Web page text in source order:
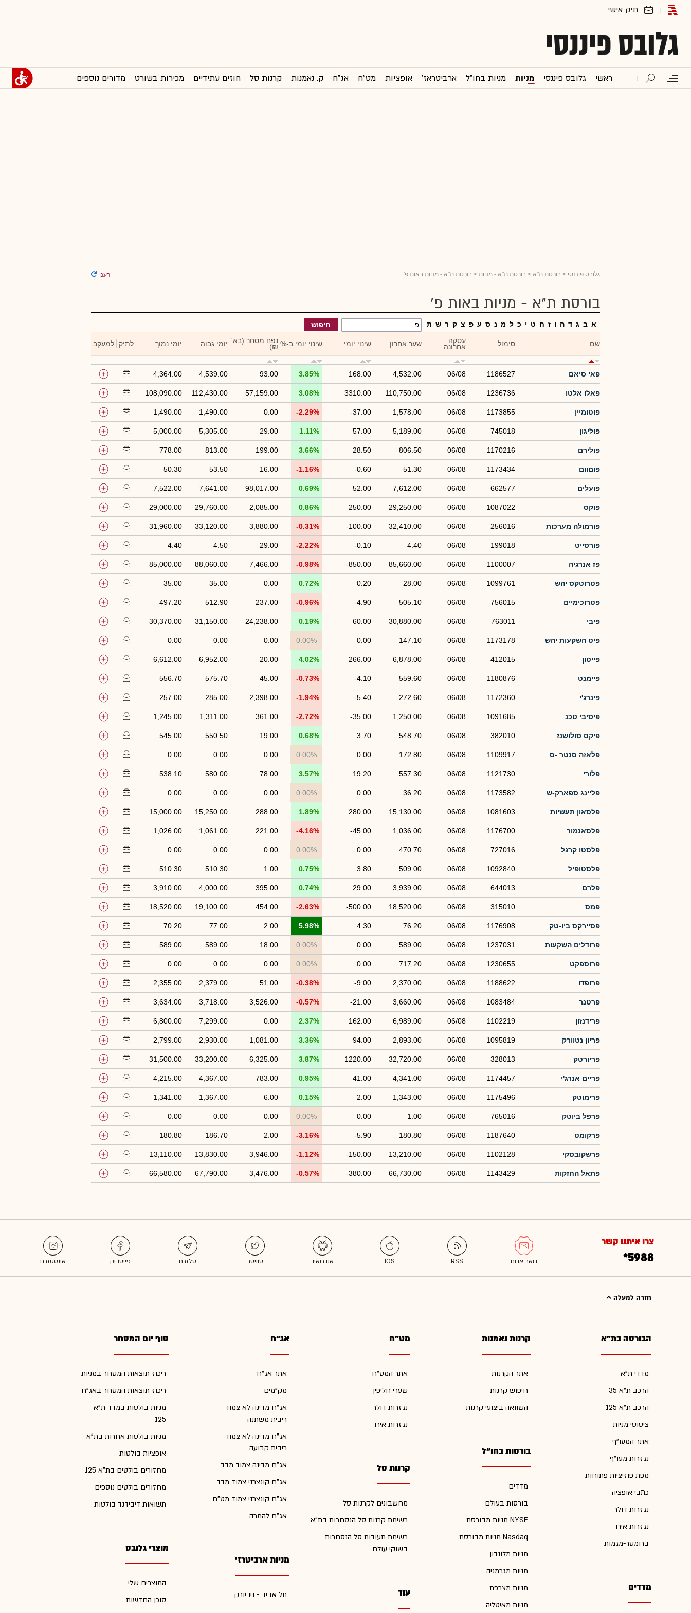
גלובס פיננסי
ראשי גלובס פיננסי מניות מניות בחו"ל ארביטראז' אופציות מט"ח אג"ח ק. נאמנות קרנות סל חוזים עתידיים מכירות בשורט מדורים נוספים
גלובס פיננסי > בורסת ת"א > בורסת ת"א - מניות > בורסת ת"א - מניות באות פ' רענן
בורסת ת"א - מניות באות פ'
ת ש ר ק צ פ ע ס נ מ ל כ י ט ח ז ו ה ד ג ב א חיפוש
שם סימול עסקה
אחרונה שער אחרון שינוי יומי שינוי יומי ב-% נפח מסחר (בא'
₪) יומי גבוה יומי נמוך לתיק למעקב
פאי סיאם 1186527
06/08
4,532.00
168.00
3.85%
93.00
4,539.00
4,364.00
פאלו אלטו 1236736
06/08
110,750.00
3310.00
3.08%
57,159.00
112,430.00
108,090.00
פוטומיין 1173855
06/08
1,578.00
-37.00
-2.29%
0.00
1,490.00
1,490.00
פוליגון 745018
06/08
5,189.00
57.00
1.11%
29.00
5,305.00
5,000.00
פולירם 1170216
06/08
806.50
28.50
3.66%
199.00
813.00
778.00
פוםוום 1173434
06/08
51.30
-0.60
-1.16%
16.00
53.50
50.30
פועלים 662577
06/08
7,612.00
52.00
0.69%
98,017.00
7,641.00
7,522.00
פוקס 1087022
06/08
29,250.00
250.00
0.86%
2,085.00
29,760.00
29,000.00
פורמולה מערכות 256016
06/08
32,410.00
-100.00
-0.31%
3,880.00
33,120.00
31,960.00
פורסייט 199018
06/08
4.40
-0.10
-2.22%
29.00
4.50
4.40
פז אנרגיה 1100007
06/08
85,660.00
-850.00
-0.98%
7,466.00
88,060.00
85,000.00
פטרוטקס יהש 1099761
06/08
28.00
0.20
0.72%
0.00
35.00
35.00
פטרוכימיים 756015
06/08
505.10
-4.90
-0.96%
237.00
512.90
497.20
פיבי 763011
06/08
30,880.00
60.00
0.19%
24,238.00
31,150.00
30,370.00
פיט השקעות יהש 1173178
06/08
147.10
0.00
0.00%
0.00
0.00
0.00
פייטון 412015
06/08
6,878.00
266.00
4.02%
20.00
6,952.00
6,612.00
פיימנט 1180876
06/08
559.60
-4.10
-0.73%
45.00
575.70
556.70
פינרג'י 1172360
06/08
272.60
-5.40
-1.94%
2,398.00
285.00
257.00
פיסיבי טכנ 1091685
06/08
1,250.00
-35.00
-2.72%
361.00
1,311.00
1,245.00
פיקס סולושנז 382010
06/08
548.70
3.70
0.68%
19.00
550.50
545.00
פלאזה סנטר -ס 1109917
06/08
172.80
0.00
0.00%
0.00
0.00
0.00
פלורי 1121730
06/08
557.30
19.20
3.57%
78.00
580.00
538.10
פליינג ספארק-ש 1173582
06/08
36.20
0.00
0.00%
0.00
0.00
0.00
פלסאון תעשיות 1081603
06/08
15,130.00
280.00
1.89%
288.00
15,250.00
15,000.00
פלסאנמור 1176700
06/08
1,036.00
-45.00
-4.16%
221.00
1,061.00
1,026.00
פלסטו קרגל 727016
06/08
470.70
0.00
0.00%
0.00
0.00
0.00
פלסטופיל 1092840
06/08
509.00
3.80
0.75%
1.00
510.30
510.30
פלרם 644013
06/08
3,939.00
29.00
0.74%
395.00
4,000.00
3,910.00
פמס 315010
06/08
18,520.00
-500.00
-2.63%
454.00
19,100.00
18,520.00
פסיירקס ביו-טק 1176908
06/08
76.20
4.30
5.98%
2.00
77.00
70.20
פרודלים השקעות 1237031
06/08
589.00
0.00
0.00%
18.00
589.00
589.00
פרוספקט 1230655
06/08
717.20
0.00
0.00%
0.00
0.00
0.00
פרופדו 1188622
06/08
2,370.00
-9.00
-0.38%
51.00
2,379.00
2,355.00
פרטנר 1083484
06/08
3,660.00
-21.00
-0.57%
3,526.00
3,718.00
3,634.00
פרידנזון 1102219
06/08
6,989.00
162.00
2.37%
0.00
7,299.00
6,800.00
פריון נטוורק 1095819
06/08
2,893.00
94.00
3.36%
1,081.00
2,930.00
2,799.00
פריורטק 328013
06/08
32,720.00
1220.00
3.87%
6,325.00
33,200.00
31,500.00
פריים אנרג'י 1174457
06/08
4,341.00
41.00
0.95%
783.00
4,367.00
4,215.00
פרימוטק 1175496
06/08
1,343.00
2.00
0.15%
6.00
1,367.00
1,341.00
פרפל ביוטק 765016
06/08
1.00
0.00
0.00%
0.00
0.00
0.00
פרקומט 1187640
06/08
180.80
-5.90
-3.16%
2.00
186.70
180.80
פרשקובסקי 1102128
06/08
13,210.00
-150.00
-1.12%
3,946.00
13,830.00
13,110.00
פתאל החזקות 1143429
06/08
66,730.00
-380.00
-0.57%
3,476.00
67,790.00
66,580.00
צרו איתנו קשר
*5988
חזרה למעלה
הבורסה בת"א
מדדי ת"א
הרכב ת"א 35
הרכב ת"א 125
ציטוטי מניות
אתר המעו"ף
נגזרות מעו"ף
מפת פוזיציות פתוחות
כתבי אופציה
נגזרות דולר
נגזרות אירו
ברומטר-מגמות
מדדים
קרנות נאמנות
אתר הקרנות
חיפוש קרנות
השוואה ביצועי קרנות
בורסות בחו"ל
מדדים
בורסות בעולם
מניות מבורסת NYSE
מניות מבורסת Nasdaq
מניות מלונדון
מניות מגרמניה
מניות מצרפת
מניות מאיטליה
מט"ח
אתר המט"ח
שערי חליפין
נגזרות דולר
נגזרות אירו
קרנות סל
מחשבונים לקרנות סל
רשימת קרנות סל הנסחרות בת"א
רשימת תעודות סל הנסחרות
בשוקי עולם
עוד
אג"ח
אתר אג"ח
מק"מים
אג"ח מדינה לא צמוד
ריבית משתנה
אג"ח מדינה לא צמוד
ריבית קבועה
אג"ח מדינה צמוד מדד
אג"ח קונצרני צמוד מדד
אג"ח קונצרני צמוד מט"ח
אג"ח להמרה
מניות ארביטרז'
תל אביב - ניו יורק
סוף יום המסחר
ריכוז תוצאות המסחר במניות
ריכוז תוצאות המסחר באג"ח
מניות בולטות במדד ת"א
125
מניות בולטות אחרות בת"א
אופציות בולטות
מחזורים בולטים בת"א 125
מחזורים בולטים נוספים
תשואות דיבידנד בולטות
מוצרי גלובס
המוצרים שלי
סוכן החדשות